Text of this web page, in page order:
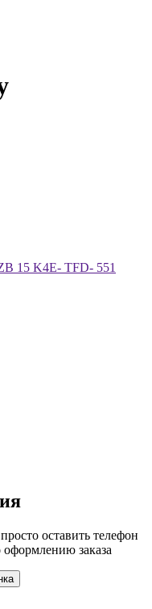
15 K4E- TFD- 551
оставить телефон
заказа